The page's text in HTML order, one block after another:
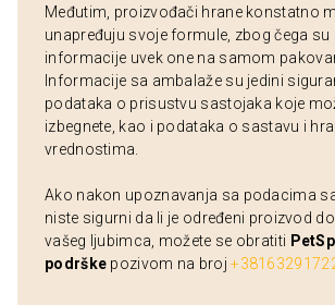
Međutim, proizvođači hrane konstatno
unapređuju svoje formule, zbog čega su
informacije uvek one na samom
Informacije sa ambalaže su jedini
podataka o prisustvu sastojaka koje
izbegnete, kao i podataka o sastavu i
vrednostima.
Ako nakon upoznavanja sa podacima
niste sigurni da li je određeni proizvod
vašeg ljubimca, možete se obratiti
podrške pozivom na broj